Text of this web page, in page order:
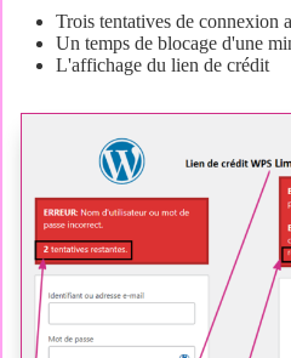
Trois tentatives de connexion
Un temps de blocage d'une
L'affichage du lien de crédit